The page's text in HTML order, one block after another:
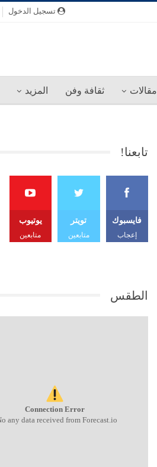
تسجيل الدخول
مقالات ثقافة وفن المزيد
تابعنا!
فايسبوك
إعجاب
تويتر
متابعين
يوتيوب
متابعين
الطقس
Connection Error
any data received from Forecast.io!.